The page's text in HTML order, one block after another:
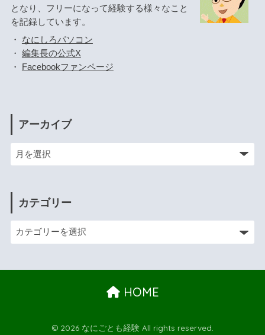
となり、フリーになって経験する様々なこと
を記録しています。
・ なにしろパソコン
・ 編集長の公式X
・
Facebookファンページ
アーカイブ
カテゴリー
HOME
© 2026 なにごとも経験 All rights reserved.